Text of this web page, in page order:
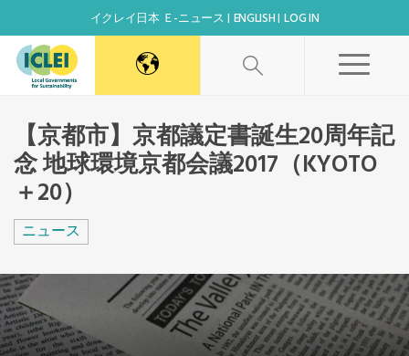
イクレイ日本 Ｅ-ニュース ENGLISH LOG IN
World Secretariat
Africa Secretariat
Canada Office
East Asia Secretariat
Korea Office
【京都市】京都議定書誕生20周年記
念 地球環境京都会議2017（KYOTO
＋20）
ニュース